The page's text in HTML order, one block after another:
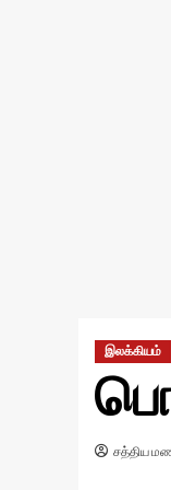
இலக்கியம்
சத்திய